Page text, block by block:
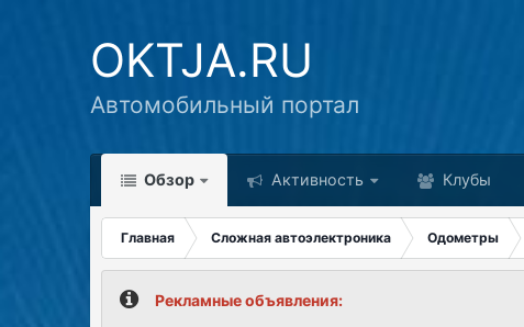
OKTJA.RU
Автомобильный портал
Обзор Активность Клубы
Главная Сложная автоэлектроника Одометры
Рекламные объявления: